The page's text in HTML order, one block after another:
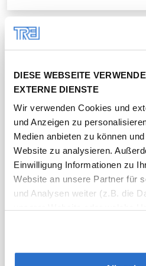
DIESE WEBSEITE
EXTERNE DIENSTE
Wir verwenden Cookies und
und Anzeigen zu
Medien anbieten zu können
Website zu analysieren.
Einwilligung Informationen zu
Website an unsere Partner für
und Analysen weiter (z.B. die
werden, wo ein anderes
herrscht. Unsere Partner
Trei und Müller
300